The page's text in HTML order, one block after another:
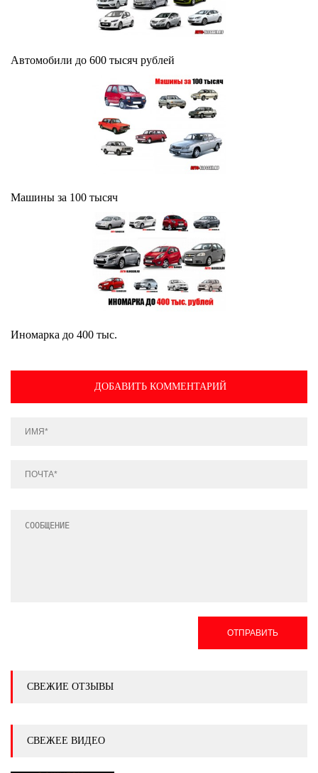
Автомобили до 600 тысяч рублей
Машины за 100 тысяч
Иномарка до 400 тыс.
ДОБАВИТЬ КОММЕНТАРИЙ
ОТПРАВИТЬ
СВЕЖИЕ ОТЗЫВЫ
СВЕЖЕЕ ВИДЕО